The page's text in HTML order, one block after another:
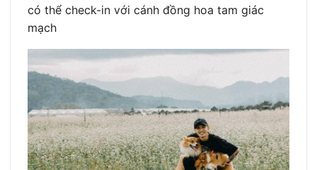
có thể check-in với cánh đồng hoa tam giác
mạch